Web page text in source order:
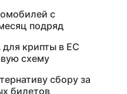
с
подряд
для крипты в ЕС
схему
сбору за
билетов